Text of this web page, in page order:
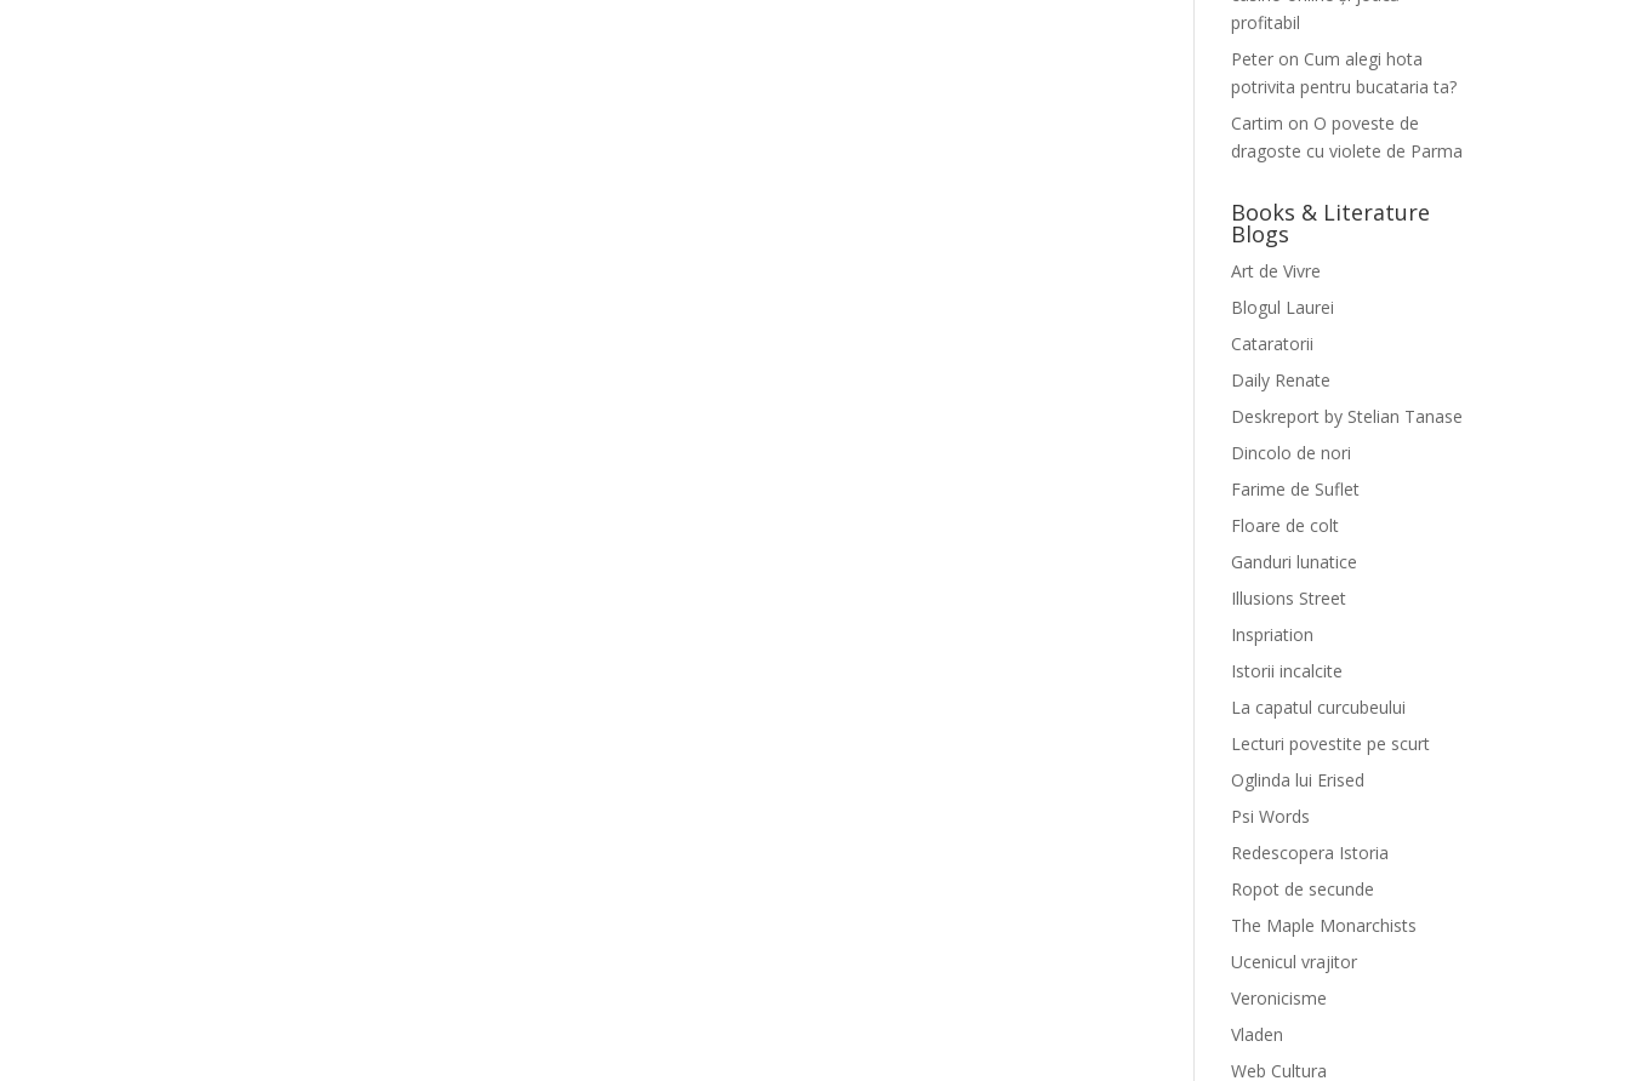
profitabil
Peter on Cum alegi hota
potrivita pentru bucataria ta?
Cartim on O poveste de
dragoste cu violete de Parma
Books & Literature
Blogs
Art de Vivre
Blogul Laurei
Cataratorii
Daily Renate
Deskreport by Stelian Tanase
Dincolo de nori
Farime de Suflet
Floare de colt
Ganduri lunatice
Illusions Street
Inspriation
Istorii incalcite
La capatul curcubeului
Lecturi povestite pe scurt
Oglinda lui Erised
Psi Words
Redescopera Istoria
Ropot de secunde
The Maple Monarchists
Ucenicul vrajitor
Veronicisme
Vladen
Web Cultura